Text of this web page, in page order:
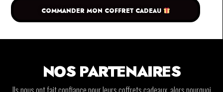
COMMANDER MON COFFRET CADEAU
NOS PARTENAIRES